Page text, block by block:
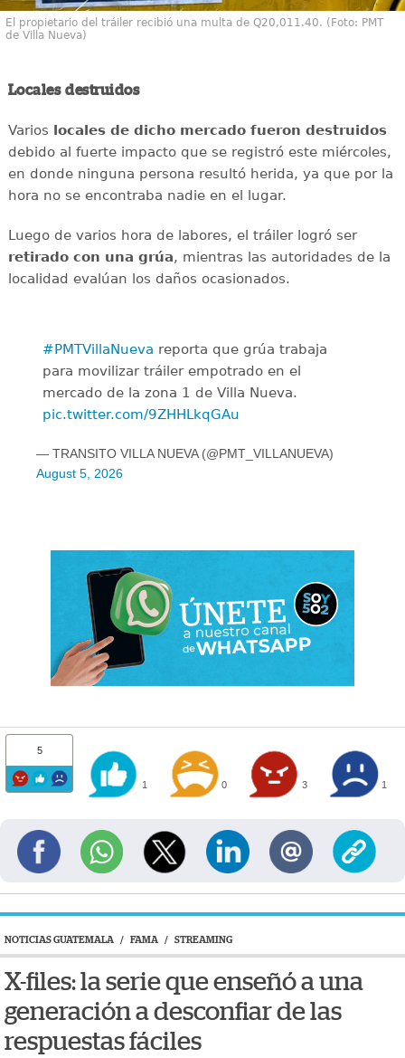
El propietario del tráiler recibió una multa de Q20,011.40. (Foto: PMT
de Villa Nueva)
Locales destruidos
Varios locales de dicho mercado fueron destruidos
debido al fuerte impacto que se registró este miércoles,
en donde ninguna persona resultó herida, ya que por la
hora no se encontraba nadie en el lugar.
Luego de varios hora de labores, el tráiler logró ser
retirado con una grúa, mientras las autoridades de la
localidad evalúan los daños ocasionados.
#PMTVillaNueva reporta que grúa trabaja
para movilizar tráiler empotrado en el
mercado de la zona 1 de Villa Nueva.
pic.twitter.com/9ZHHLkqGAu
— TRANSITO VILLA NUEVA (@PMT_VILLANUEVA)
August 5, 2026
5
1 0 3 1
NOTICIAS GUATEMALA / FAMA / STREAMING
X-files: la serie que enseñó a una
generación a desconfiar de las
respuestas fáciles